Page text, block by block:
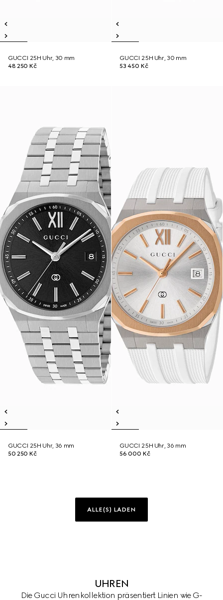
GUCCI 25H Uhr, 30 mm
48 250 Kč
GUCCI 25H Uhr, 30 mm
53 450 Kč
GUCCI 25H Uhr, 36 mm
50 250 Kč
GUCCI 25H Uhr, 36 mm
56 000 Kč
ALLE(S) LADEN
UHREN
Die Gucci Uhrenkollektion präsentiert Linien wie G-